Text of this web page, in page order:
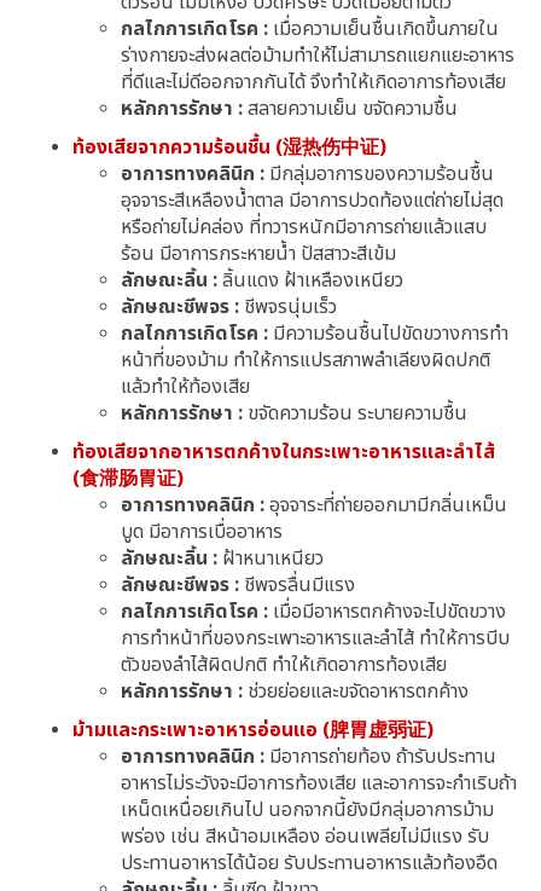
กลไกการเกิดโรค : เมื่อความเย็นชื้นเกิดขึ้นภายใน
ร่างกายจะส่งผลต่อม้ามทำให้ไม่สามารถแยกแยะอาหาร
ที่ดีและไม่ดีออกจากกันได้ จึงทำให้เกิดอาการท้องเสีย
หลักการรักษา :สลายความเย็น ขจัดความชื้น
ท้องเสียจากความร้อนชื้น (湿热伤中证)
อาการทางคลินิก : มีกลุ่มอาการของความร้อนชื้น
อุจจาระสีเหลืองน้ำตาล มีอาการปวดท้องแต่ถ่ายไม่สุด
หรือถ่ายไม่คล่อง ที่ทวารหนักมีอาการถ่ายแล้วแสบ
ร้อน มีอาการกระหายน้ำ ปัสสาวะสีเข้ม
ลักษณะลิ้น :ลิ้นแดง ฝ้าเหลืองเหนียว
ลักษณะชีพจร : ชีพจรนุ่มเร็ว
กลไกการเกิดโรค : มีความร้อนชื้นไปขัดขวางการทำ
หน้าที่ของม้าม ทำให้การแปรสภาพลำเลียงผิดปกติ
แล้วทำให้ท้องเสีย
หลักการรักษา : ขจัดความร้อน ระบายความชื้น
ท้องเสียจากอาหารตกค้างในกระเพาะอาหารและลำไส้
(食滞肠胃证)
อาการทางคลินิก :อุจจาระที่ถ่ายออกมามีกลิ่นเหม็น
บูด มีอาการเบื่ออาหาร
ลักษณะลิ้น : ฝ้าหนาเหนียว
ลักษณะชีพจร : ชีพจรลื่นมีแรง
กลไกการเกิดโรค : เมื่อมีอาหารตกค้างจะไปขัดขวาง
การทำหน้าที่ของกระเพาะอาหารและลำไส้ ทำให้การบีบ
ตัวของลำไส้ผิดปกติ ทำให้เกิดอาการท้องเสีย
หลักการรักษา : ช่วยย่อยและขจัดอาหารตกค้าง
ม้ามและกระเพาะอาหารอ่อนแอ (脾胃虚弱证)
อาการทางคลินิก : มีอาการถ่ายท้อง ถ้ารับประทาน
อาหารไม่ระวังจะมีอาการท้องเสีย และอาการจะกำเริบถ้า
เหน็ดเหนื่อยเกินไป นอกจากนี้ยังมีกลุ่มอาการม้าม
พร่อง เช่น สีหน้าอมเหลือง อ่อนเพลียไม่มีแรง รับ
ประทานอาหารได้น้อย รับประทานอาหารแล้วท้องอืด